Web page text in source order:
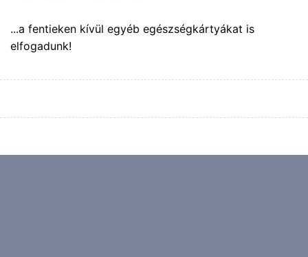
...a fentieken kívül egyéb egészségkártyákat is
elfogadunk!